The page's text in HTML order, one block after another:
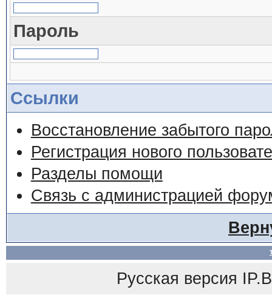
Пароль
Ссылки
Восстановление забытого
Регистрация нового
Разделы помощи
Связь с администрацией
Русская версия